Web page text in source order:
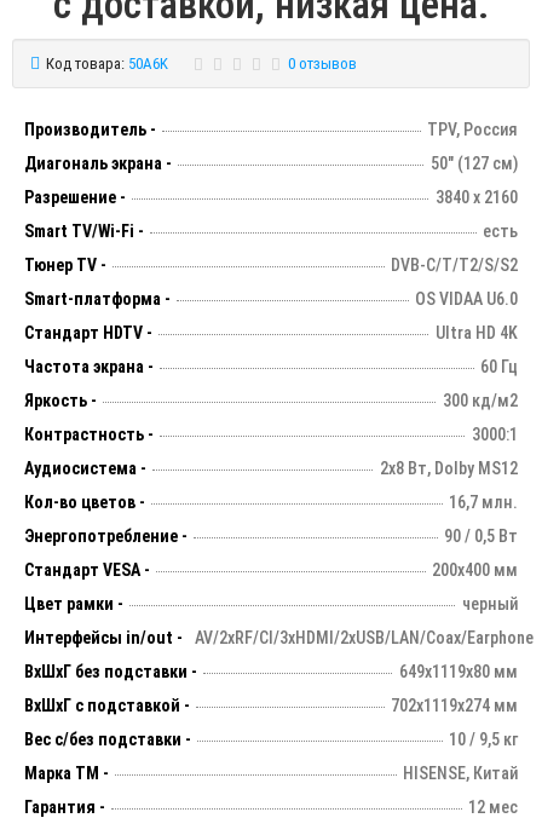
Код товара: 50A6K 0 отзывов
Производитель -
TPV, Россия
Диагональ экрана -
50" (127 см)
Разрешение -
3840 х 2160
Smart TV/Wi-Fi -
есть
Тюнер TV -
DVB-C/T/T2/S/S2
Smart-платформа -
OS VIDAA U6.0
Стандарт HDTV -
Ultra HD 4K
Частота экрана -
60 Гц
Яркость -
300 кд/м2
Контрастность -
3000:1
Аудиосистема -
2х8 Вт, Dolby MS12
Кол-во цветов -
16,7 млн.
Энергопотребление -
90 / 0,5 Вт
Стандарт VESA -
200х400 мм
Цвет рамки -
черный
Интерфейсы in/out -
AV/2хRF/CI/3xHDMI/2xUSB/LAN/Coax/Earphone
ВхШхГ без подставки -
649х1119х80 мм
ВхШхГ с подставкой -
702x1119x274 мм
Вес с/без подставки -
10 / 9,5 кг
Марка ТМ -
HISENSE, Китай
Гарантия -
12 мес